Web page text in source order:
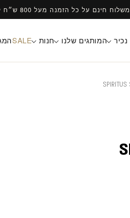
משלוח חינם על כל הזמנה מעל 800 ש״ח לכל הארץ
נכיר המותגים שלנו חנות SALE